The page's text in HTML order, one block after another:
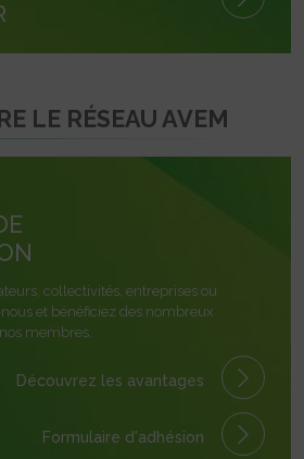
LE RÉSEAU AVEM
collectivités, entreprises ou
et bénéficiez des nombreux
membres.
Découvrez les avantages
Formulaire d'adhésion